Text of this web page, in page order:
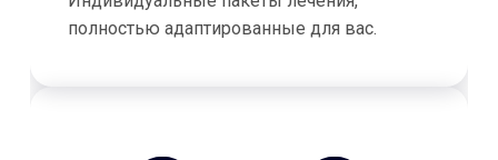
полностью адаптированные для вас.